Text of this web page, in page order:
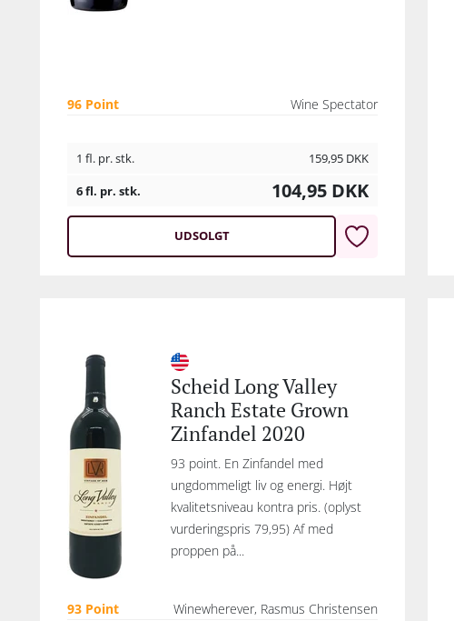
96 Point Wine Spectator
1 fl. pr. stk. 159,95 DKK
6 fl. pr. stk.
104,95 DKK
UDSOLGT
Scheid Long Valley
Ranch Estate Grown
Zinfandel 2020
93 point. En Zinfandel med
ungdommeligt liv og energi. Højt
kvalitetsniveau kontra pris. (oplyst
vurderingspris 79,95) Af med
proppen på...
93 Point
Winewherever, Rasmus Christensen